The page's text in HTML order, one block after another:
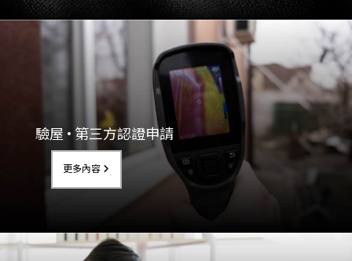
驗屋 • 第三方認證申請
更多內容